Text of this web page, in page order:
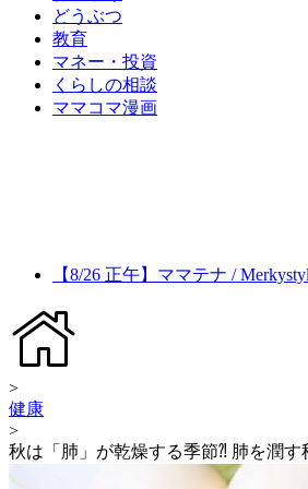
どうぶつ
教育
マネー・投資
くらしの相談
ママコマ漫画
【8/26 正午】ママテナ /
>
健康
>
秋は「肺」が乾燥する季節⁈ 肺を潤す